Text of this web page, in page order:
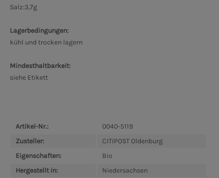
Salz:3,7g
Lagerbedingungen:
kühl und trocken lagern
Mindesthaltbarkeit:
siehe Etikett
Artikel-Nr.:
0040-5119
Zusteller:
CITIPOST Oldenburg
Eigenschaften:
Bio
Hergestellt in:
Niedersachsen